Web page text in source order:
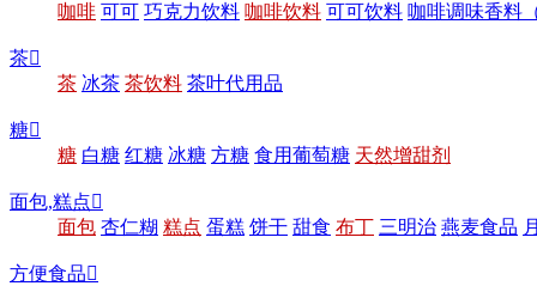
咖啡 可可 巧克力饮料 咖啡饮料 可可饮料 咖啡调味香料
茶
茶 冰茶 茶饮料 茶叶代用品
糖
糖 白糖 红糖 冰糖 方糖 食用葡萄糖 天然增甜剂
面包,糕点
面包 杏仁糊 糕点 蛋糕 饼干 甜食 布丁 三明治 燕麦食品
方便食品